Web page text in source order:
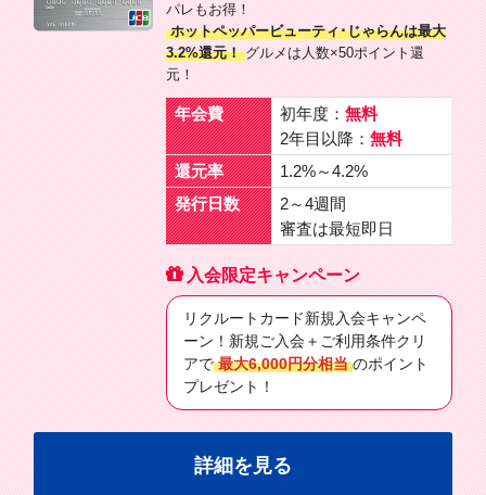
パレもお得！
ホットペッパービューティ･じゃらんは最大
3.2%還元！ グルメは人数×50ポイント還
元！
年会費 初年度： 無料
2年目以降： 無料
還元率
1.2%～4.2%
発行日数
2～4週間
審査は最短即日
入会限定キャンペーン
リクルートカード新規入会キャンペ
ーン！新規ご入会＋ご利用条件クリ
アで 最大6,000円分相当 のポイント
プレゼント！
詳細を見る